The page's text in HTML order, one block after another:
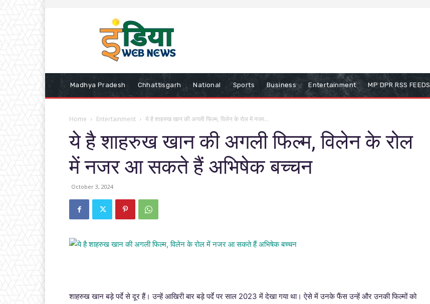
Madhya Pradesh Chhattisgarh National Sports Business Entertainment MP DPR RSS FEEDS
Home Entertainment ये है शाहरुख खान की अगली फिल्म, विलेन के रोल में नजर...
ये है शाहरुख खान की अगली फिल्म, विलेन के रोल
में नजर आ सकते हैं अभिषेक बच्चन
October 3, 2024
शाहरुख खान बड़े पर्दे से दूर हैं। उन्हें आखिरी बार बड़े पर्दे पर साल 2023 में देखा गया था। ऐसे में उनके फैंस उन्हें और उनकी फिल्मों को